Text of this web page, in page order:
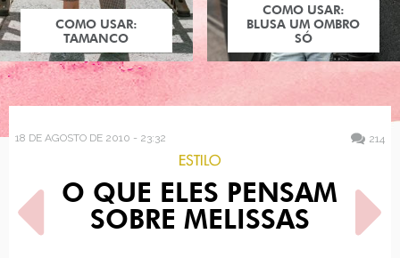
COMO USAR:
TAMANCO
COMO USAR:
BLUSA UM OMBRO
SÓ
18 DE AGOSTO DE 2010 - 23:32 214
ESTILO
O QUE ELES PENSAM
SOBRE MELISSAS